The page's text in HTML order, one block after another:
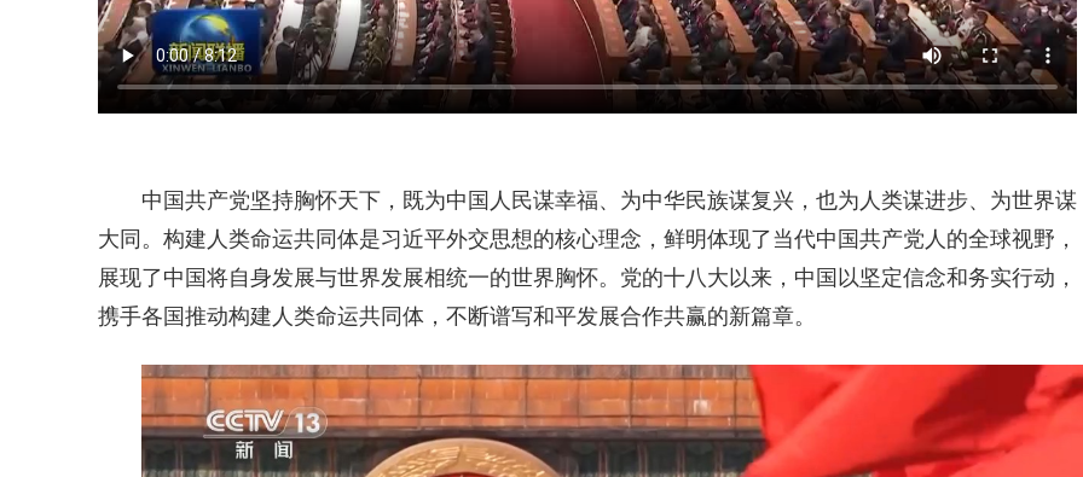
中国共产党坚持胸怀天下，既为中国人民谋幸福、为中华民族谋复兴，也为人类谋进步、为世界谋
大同。构建人类命运共同体是习近平外交思想的核心理念，鲜明体现了当代中国共产党人的全球视野，
展现了中国将自身发展与世界发展相统一的世界胸怀。党的十八大以来，中国以坚定信念和务实行动，
携手各国推动构建人类命运共同体，不断谱写和平发展合作共赢的新篇章。